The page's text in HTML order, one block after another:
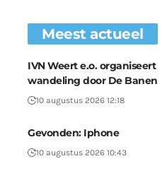
Meest actueel
IVN Weert e.o. organiseert
wandeling door De Banen
10 augustus 2026 12:18
Gevonden: Iphone
10 augustus 2026 10:43